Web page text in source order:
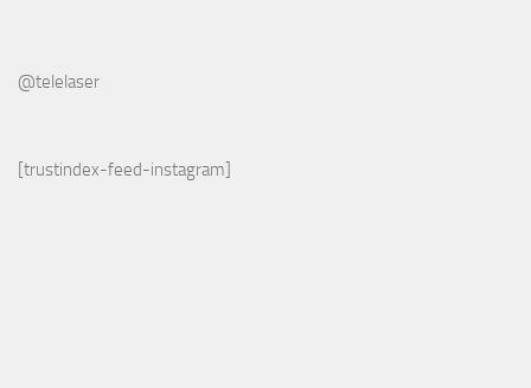
@telelaser
[trustindex-feed-instagram]